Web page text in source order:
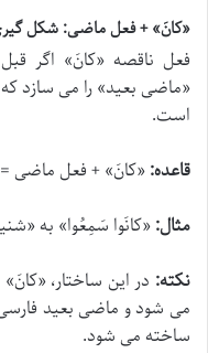
«کانَ» + فعل ماضی: شکل
فعل ناقصه «کانَ» اگر
«ماضی بعید» را می سازد
است.
قاعده:«کانَ» + فعل ماضی
مثال:«کانَوا سَمِعُوا» به
نکته: در این ساختار، «کانَ
می شود و ماضی بعید
ساخته می شود.